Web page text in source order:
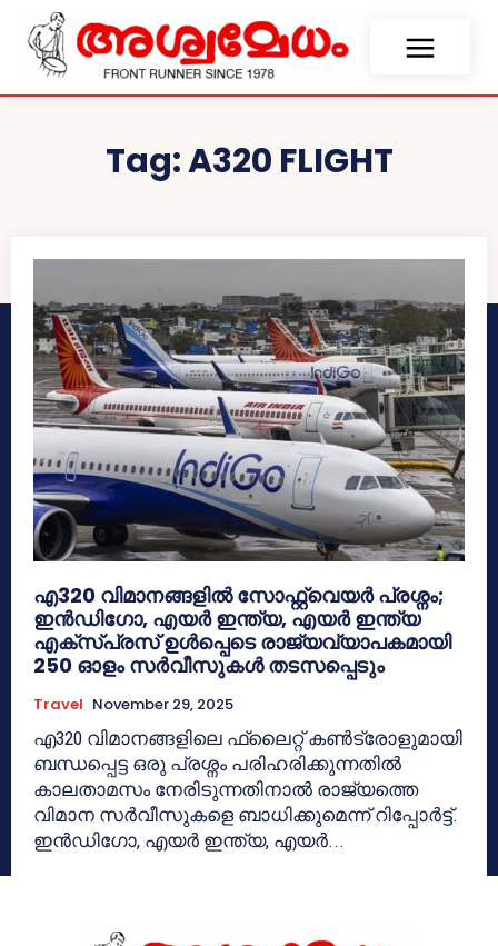
Tag:A320 FLIGHT
എ320 വിമാനങ്ങളിൽ സോഫ്റ്റ്‌വെയർ പ്രശ്നം;
ഇൻഡിഗോ, എയർ ഇന്ത്യ, എയർ ഇന്ത്യ
എക്സ്‌പ്രസ് ഉൾപ്പെടെ രാജ്യവ്യാപകമായി
250 ഓളം സർവീസുകൾ തടസപ്പെടും
Travel November 29, 2025
എ320 വിമാനങ്ങളിലെ ഫ്ലൈറ്റ് കൺട്രോളുമായി
ബന്ധപ്പെട്ട ഒരു പ്രശ്നം പരിഹരിക്കുന്നതിൽ
കാലതാമസം നേരിടുന്നതിനാൽ രാജ്യത്തെ
വിമാന സർവീസുകളെ ബാധിക്കുമെന്ന് റിപ്പോർട്ട്.
ഇൻഡിഗോ, എയർ ഇന്ത്യ, എയർ...